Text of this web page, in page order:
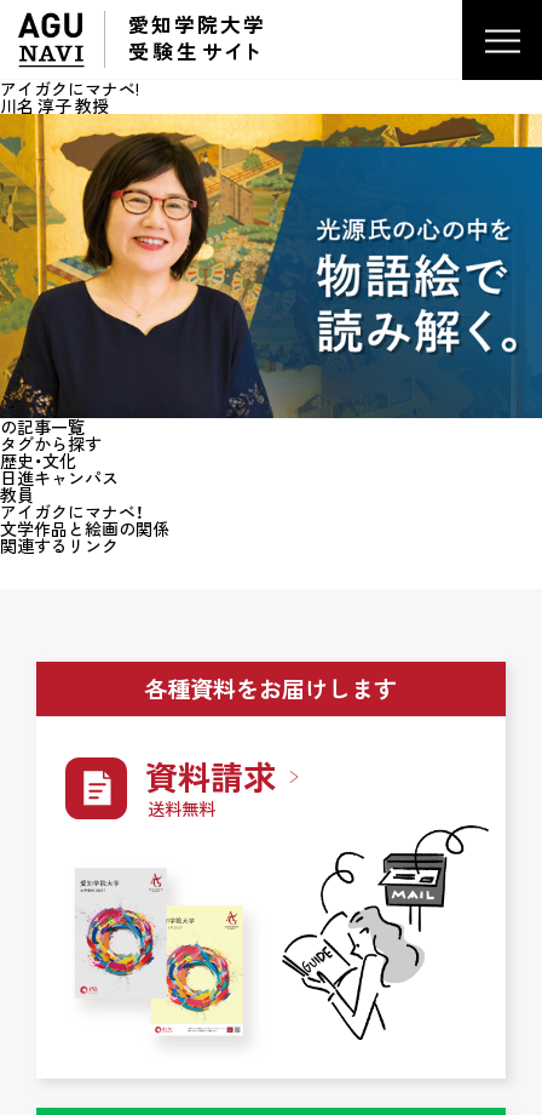
愛知学院大学
受験生 サイ ト
アイガクにマナベ!
川名 淳子 教授
の記事一覧
タグから探す
歴史・文化
日進キャンパス
教員
アイガクにマナベ！
文学作品と絵画の関係
関連するリンク
各種資料をお届けします
資料請求
送料無料